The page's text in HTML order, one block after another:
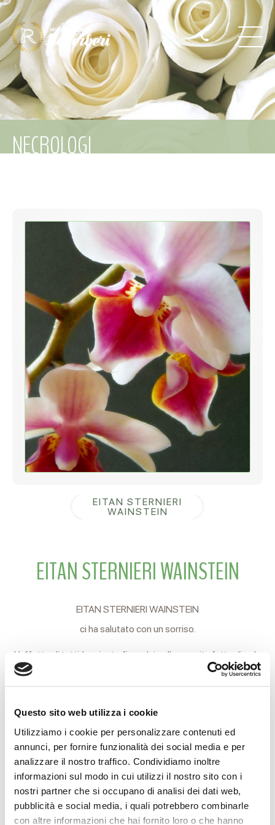
Questo sito web utilizza i cookie
Utilizziamo i cookie per personalizzare contenuti ed
annunci, per fornire funzionalità dei social media e per
analizzare il nostro traffico. Condividiamo inoltre
informazioni sul modo in cui utilizzi il nostro sito con i
nostri partner che si occupano di analisi dei dati web,
pubblicità e social media, i quali potrebbero combinarle
con altre informazioni che hai fornito loro o che hanno
NECROLOGI
EITAN STERNIERI
WAINSTEIN
EITAN STERNIERI WAINSTEIN
EITAN STERNIERI WAINSTEIN
ci ha salutato con un sorriso.
L’affetto di tutti è arrivato fino a lui nella sua vita fatta di solo
Cimitero Nuovo di Coviolo oggi 25 Aprile e domani 26 fino
alle ore 14.
Alle 14.30 S. Messa presso la Chiesa del Sacro Cuore.
Eitan verrà poi accompagnato al Cimitero in forma privata.
Reggio Emilia, 24 Aprile 2018